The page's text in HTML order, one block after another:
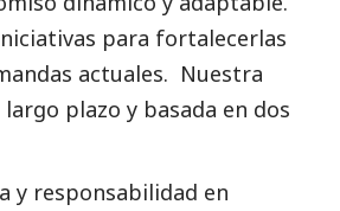
para fortalecerlas
actuales. Nuestra
plazo y basada en dos
y responsabilidad en